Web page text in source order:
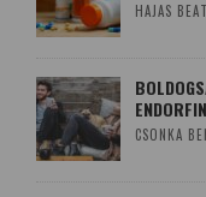
HAJAS
CSONKA